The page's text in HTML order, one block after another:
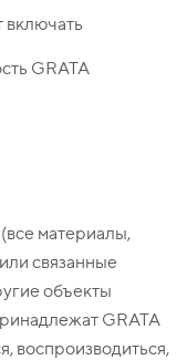
включать
GRATA
материалы,
связанные
объекты
GRATA
воспроизводиться,